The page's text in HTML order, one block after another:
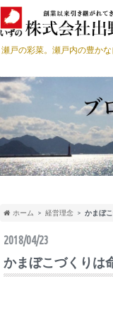
瀬戸の彩菜。瀬戸内の豊か
ホーム 経営理念 かまぼ
2018/04/23
かまぼこづくりは